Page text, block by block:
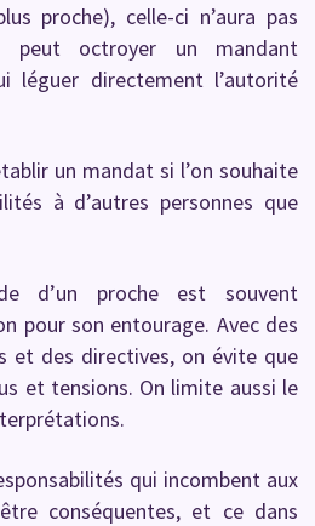
proche), celle-ci n’aura pas
octroyer un mandant
léguer directement l’autorité
un mandat si l’on souhaite
à d’autres personnes que
d’un proche est souvent
pour son entourage. Avec des
et des directives, on évite que
et tensions. On limite aussi le
qui incombent aux
conséquentes, et ce dans